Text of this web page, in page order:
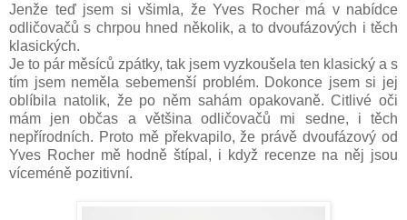
Jenže teď jsem si všimla, že Yves Rocher má v nabídce
odličovačů s chrpou hned několik, a to dvoufázových i těch
klasických.
Je to pár měsíců zpátky, tak jsem vyzkoušela ten klasický a s
tím jsem neměla sebemenší problém. Dokonce jsem si jej
oblíbila natolik, že po něm sahám opakovaně. Citlivé oči
mám jen občas a většina odličovačů mi sedne, i těch
nepřírodních. Proto mě překvapilo, že právě dvoufázový od
Yves Rocher mě hodně štípal, i když recenze na něj jsou
víceméně pozitivní.